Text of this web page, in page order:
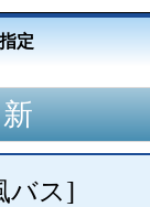
定
バス]